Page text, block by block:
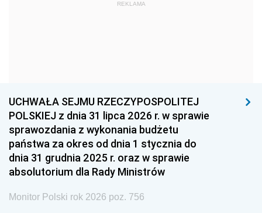
1959
1939 1938 1937
1936 1930
REKLAMA
UCHWAŁA SEJMU RZECZYPOSPOLITEJ
POLSKIEJ z dnia 31 lipca 2026 r. w sprawie
sprawozdania z wykonania budżetu
państwa za okres od dnia 1 stycznia do
dnia 31 grudnia 2025 r. oraz w sprawie
absolutorium dla Rady Ministrów
Monitor Polski rok 2026 poz. 756